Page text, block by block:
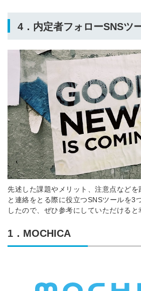
4． 内定者フォローSNSツ
先述した課題やメリット、注意点など
と連絡をとる際に役立つSNSツールを3
したので、ぜひ参考にしていただけると
1．MOCHICA
する
忘れですか？
でログイン
許可なく投稿すること
せん
※ログインIDと
利用規約と個人
他サ
みんなの採用部が